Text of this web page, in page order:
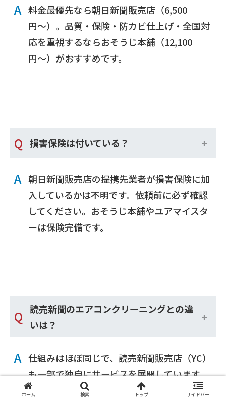
A 料金最優先なら朝日新聞販売店（6,500
円〜）。品質・保険・防カビ仕上げ・全国対
応を重視するならおそうじ本舗（12,100
円〜）がおすすめです。
Q 損害保険は付いている？
A 朝日新聞販売店の提携先業者が損害保険に加
入しているかは不明です。依頼前に必ず確認
してください。おそうじ本舗やユアマイスタ
ーは保険完備です。
Q 読売新聞のエアコンクリーニングとの違
いは？
A 仕組みはほぼ同じで、読売新聞販売店（YC）
も一部で独自にサービスを展開しています。
どちらも地域限定・品質の統一基準なしとい
ホーム 検索 トップ サイドバー